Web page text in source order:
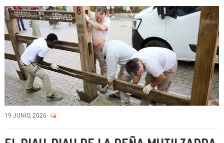
19 JUNIO, 2026